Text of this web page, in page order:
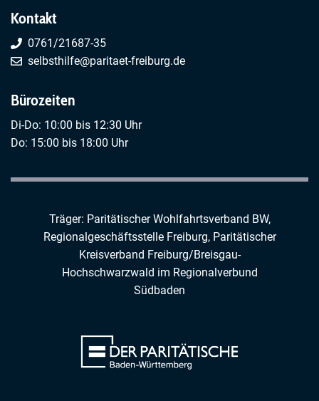
Kontakt
0761/21687-35
selbsthilfe@paritaet-freiburg.de
Bürozeiten
Di-Do: 10:00 bis 12:30 Uhr
Do: 15:00 bis 18:00 Uhr
Träger: Paritätischer Wohlfahrtsverband BW,
Regionalgeschäftsstelle Freiburg, Paritätischer
Kreisverband Freiburg/Breisgau-
Hochschwarzwald im Regionalverbund
Südbaden